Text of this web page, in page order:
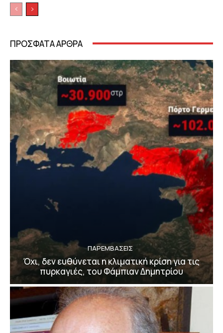
ΠΡΟΣΦΑΤΑ ΑΡΘΡΑ
ΠΑΡΕΜΒΑΣΕΙΣ
Όχι, δεν ευθύνεται η κλιματική κρίση για τις
πυρκαγιές, του Φάμπιαν Δημητρίου